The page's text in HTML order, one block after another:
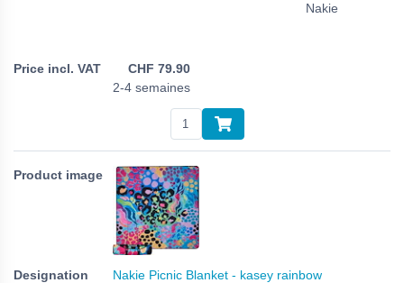
Nakie
CHF 79.90
2-4 semaines
Nakie Picnic Blanket - kasey rainbow